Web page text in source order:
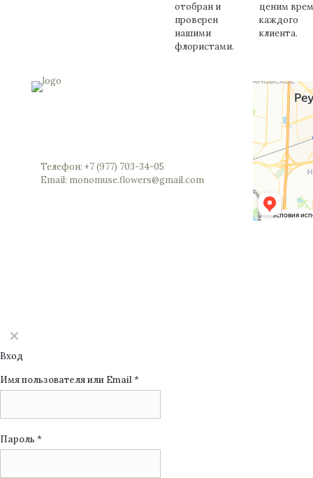
отобран и
проверен
нашими
флористами.
ценим
каждого
клиента.
Телефон: +7 (977) 703-34-05
Email: monomuse.flowers@gmail.com
✕
Вход
Имя пользователя или Email*
Пароль *